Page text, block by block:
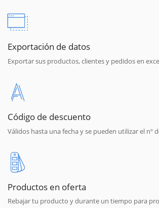
Exportación de datos
Exportar sus productos, clientes y pedidos en
Código de descuento
Válidos hasta una fecha y se pueden utilizar el nº
Productos en oferta
Rebajar tu producto y durante un tiempo para